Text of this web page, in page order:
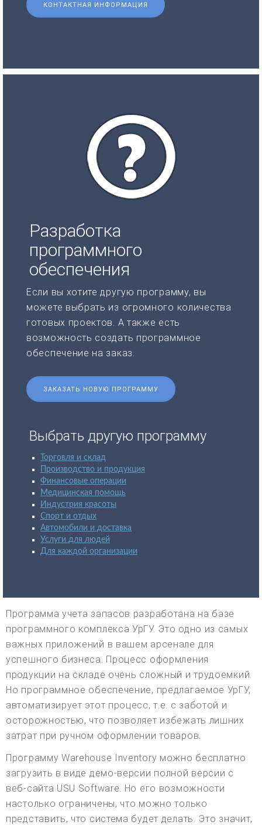
КОНТАКТНАЯ ИНФОРМАЦИЯ
Разработка
программного
обеспечения
Если вы хотите другую программу, вы
можете выбрать из огромного количества
готовых проектов. А также есть
возможность создать программное
обеспечение на заказ.
ЗАКАЗАТЬ НОВУЮ ПРОГРАММУ
Выбрать другую программу
Торговля и склад
Производство и продукция
Финансовые операции
Медицинская помощь
Индустрия красоты
Спорт и отдых
Автомобили и доставка
Услуги для людей
Для каждой организации
Программа учета запасов разработана на базе
программного комплекса УрГУ. Это одно из самых
важных приложений в вашем арсенале для
успешного бизнеса. Процесс оформления
продукции на складе очень сложный и трудоемкий.
Но программное обеспечение, предлагаемое УрГУ,
автоматизирует этот процесс, т.е. с заботой и
осторожностью, что позволяет избежать лишних
затрат при ручном оформлении товаров.
Программу Warehouse Inventory можно бесплатно
загрузить в виде демо-версии полной версии с
веб-сайта USU Software. Но его возможности
настолько ограничены, что можно только
представить, что система будет делать. Это значит,